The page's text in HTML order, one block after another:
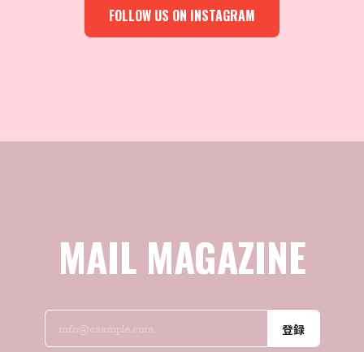
FOLLOW US ON INSTAGRAM
MAIL MAGAZINE
登録